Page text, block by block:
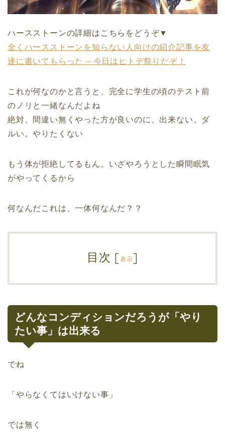
ハースストーンの詳細はこちらをどうぞ▼
全くハースストーンを知らない人向けの紹介記事を友
達に書いてもらった – 今日はヒトデ祭りだぞ！
これが何なのかと言うと、完全に学生の頃のテスト前
のノリと一緒なんだよね
絶対、間違い無くやった方が良いのに、出来ない。ダ
ルい。やりたくない
もう体が拒絶してるもん。いざやろうとした瞬間眠気
がやってくるから
何なんだこれは、一体何なんだ？？
目次 [表示]
どんなコンディションだろうが「やり
たい事」は出来る
でね
「やらなくてはいけない事」
では無く